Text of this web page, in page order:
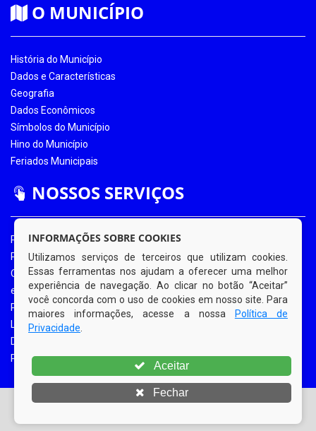
O MUNICÍPIO
História do Município
Dados e Características
Geografia
Dados Econômicos
Símbolos do Município
Hino do Município
Feriados Municipais
NOSSOS SERVIÇOS
Portal da Transparência
Portal da Transparência COVID-19
Ouvidoria Eletrônica
e-SIC
Processos de Licitação
Licitações em Andamento
Diário Oficial
Portal do Contribuinte
© Copyright 2026 Prefeitura Municipal de Bom Jardim |
INFORMAÇÕES SOBRE COOKIES
Utilizamos serviços de terceiros que utilizam cookies.
Essas ferramentas nos ajudam a oferecer uma melhor
experiência de navegação. Ao clicar no botão “Aceitar”
você concorda com o uso de cookies em nosso site. Para
maiores informações, acesse a nossa
Política de
Privacidade
Aceitar
Fechar